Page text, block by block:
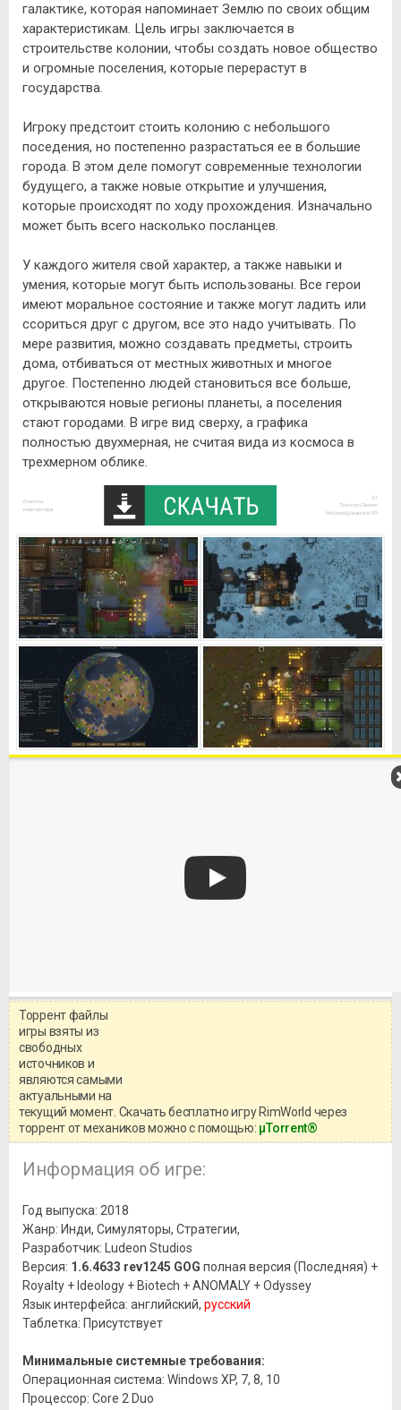
галактике, которая напоминает Землю по своих общим
характеристикам. Цель игры заключается в
строительстве колонии, чтобы создать новое общество
и огромные поселения, которые перерастут в
государства.
Игроку предстоит стоить колонию с небольшого
поседения, но постепенно разрастаться ее в большие
города. В этом деле помогут современные технологии
будущего, а также новые открытие и улучшения,
которые происходят по ходу прохождения. Изначально
может быть всего насколько посланцев.
У каждого жителя свой характер, а также навыки и
умения, которые могут быть использованы. Все герои
имеют моральное состояние и также могут ладить или
ссориться друг с другом, все это надо учитывать. По
мере развития, можно создавать предметы, строить
дома, отбиваться от местных животных и многое
другое. Постепенно людей становиться все больше,
открываются новые регионы планеты, а поселения
стают городами. В игре вид сверху, а графика
полностью двухмерная, не считая вида из космоса в
трехмерном облике.
Торрент файлы
игры взяты из
свободных
источников и
являются самыми
актуальными на
текущий момент. Скачать бесплатно игру RimWorld через
торрент от механиков можно с помощью: μTorrent®
Информация об игре:
Год выпуска: 2018
Жанр: Инди, Симуляторы, Стратегии,
Разработчик: Ludeon Studios
Версия: 1.6.4633 rev1245 GOG полная версия (Последняя) +
Royalty + Ideology + Biotech + ANOMALY + Odyssey
Язык интерфейса: английский, русский
Таблетка: Присутствует
Минимальные системные требования:
Операционная система: Windows XP, 7, 8, 10
Процессор: Core 2 Duo